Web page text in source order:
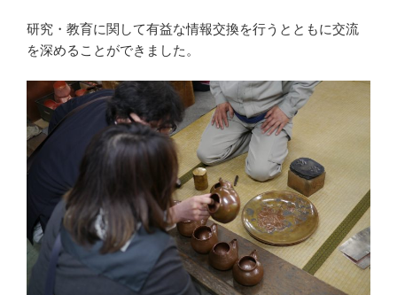
研究・教育に関して有益な情報交換を行うとともに交流
を深めることができました。